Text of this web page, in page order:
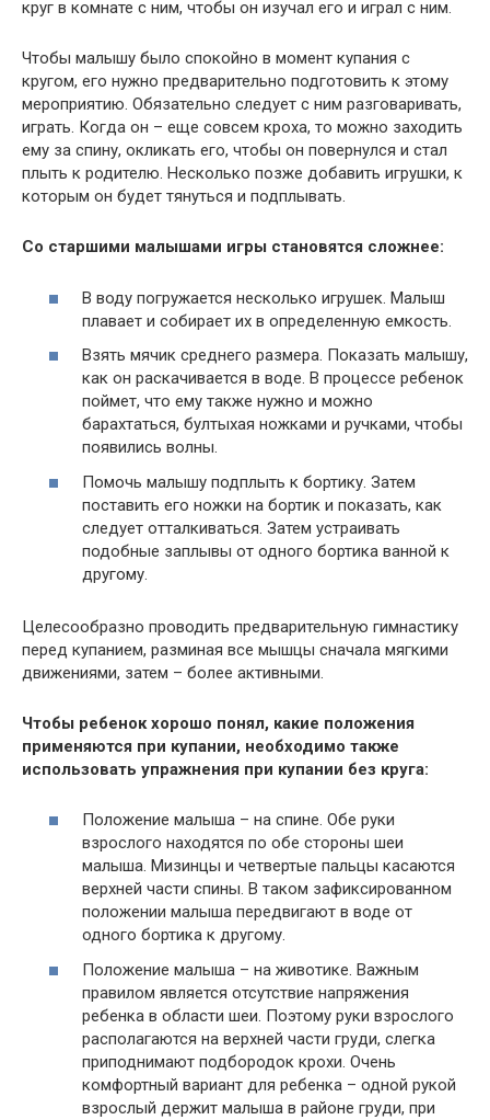
круг в комнате с ним, чтобы он изучал его и играл с ним.
Чтобы малышу было спокойно в момент купания с
кругом, его нужно предварительно подготовить к этому
мероприятию. Обязательно следует с ним разговаривать,
играть. Когда он – еще совсем кроха, то можно заходить
ему за спину, окликать его, чтобы он повернулся и стал
плыть к родителю. Несколько позже добавить игрушки, к
которым он будет тянуться и подплывать.
Со старшими малышами игры становятся сложнее:
В воду погружается несколько игрушек. Малыш
плавает и собирает их в определенную емкость.
Взять мячик среднего размера. Показать малышу,
как он раскачивается в воде. В процессе ребенок
поймет, что ему также нужно и можно
барахтаться, бултыхая ножками и ручками, чтобы
появились волны.
Помочь малышу подплыть к бортику. Затем
поставить его ножки на бортик и показать, как
следует отталкиваться. Затем устраивать
подобные заплывы от одного бортика ванной к
другому.
Целесообразно проводить предварительную гимнастику
перед купанием, разминая все мышцы сначала мягкими
движениями, затем – более активными.
Чтобы ребенок хорошо понял, какие положения
применяются при купании, необходимо также
использовать упражнения при купании без круга:
Положение малыша – на спине. Обе руки
взрослого находятся по обе стороны шеи
малыша. Мизинцы и четвертые пальцы касаются
верхней части спины. В таком зафиксированном
положении малыша передвигают в воде от
одного бортика к другому.
Положение малыша – на животике. Важным
правилом является отсутствие напряжения
ребенка в области шеи. Поэтому руки взрослого
располагаются на верхней части груди, слегка
приподнимают подбородок крохи. Очень
комфортный вариант для ребенка – одной рукой
взрослый держит малыша в районе груди, при